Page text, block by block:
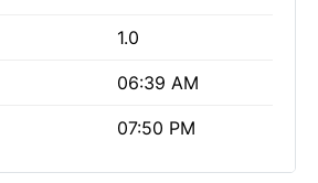
1.0
06:39 AM
07:50 PM